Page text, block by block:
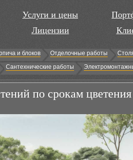
Услуги и цены
Лицензии
и блоков Отделочные работы
Сантехнические работы
по срокам